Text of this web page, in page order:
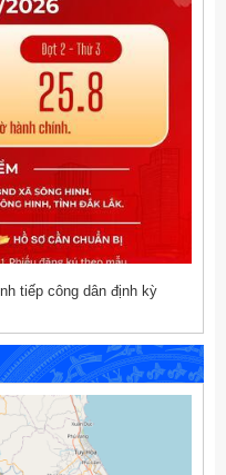
tiếp công dân định kỳ